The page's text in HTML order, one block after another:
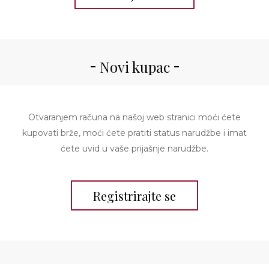
Novi kupac
Otvaranjem računa na našoj web stranici moći ćete
kupovati brže, moći ćete pratiti status narudžbe i imat
ćete uvid u vaše prijašnje narudžbe.